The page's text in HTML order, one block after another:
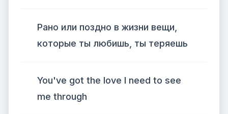
Рано или поздно в жизни вещи,
которые ты любишь, ты теряешь
You've got the love I need to see
me through